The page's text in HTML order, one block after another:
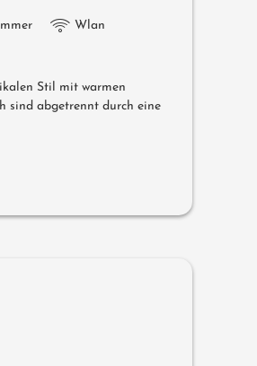
Wlan
Stil mit warmen
sind abgetrennt durch eine